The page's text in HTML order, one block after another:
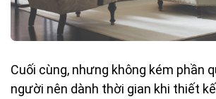
Cuối cùng, nhưng không kém phần
người nên dành thời gian khi thiết